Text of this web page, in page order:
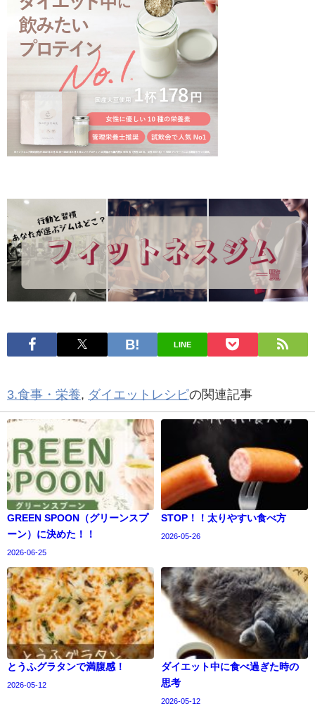
LINE
3.食事・栄養, ダイエットレシピの関連記事
GREEN SPOON（グリーンスプ
ーン）に決めた！！
2026-06-25
STOP！！太りやすい食べ方
2026-05-26
とうふグラタンで満腹感！
2026-05-12
ダイエット中に食べ過ぎた時の
思考
2026-05-12